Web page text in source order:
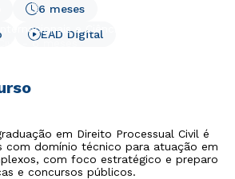
e Ciência Política
- 6 meses
6 meses
EAD Digital
em Direito Processual Civil é
com domínio técnico para atuação em
com foco estratégico e preparo
e concursos públicos.